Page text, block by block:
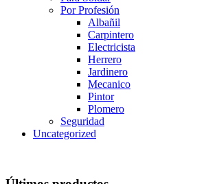
Por Profesión
Albañil
Carpintero
Electricista
Herrero
Jardinero
Mecanico
Pintor
Plomero
Seguridad
Uncategorized